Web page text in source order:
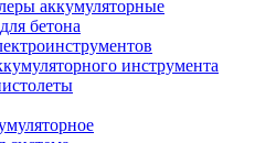
аккумуляторные
бетона
инструмента